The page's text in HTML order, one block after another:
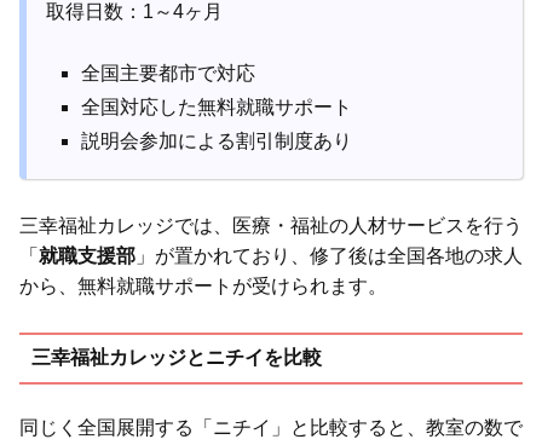
取得日数：1～4ヶ月
全国主要都市で対応
全国対応した無料就職サポート
説明会参加による割引制度あり
三幸福祉カレッジでは、医療・福祉の人材サービスを行う
「 就職支援部 」が置かれており、修了後は全国各地の求人
から、無料就職サポートが受けられます。
三幸福祉カレッジとニチイを比較
同じく全国展開する「ニチイ」と比較すると、教室の数で